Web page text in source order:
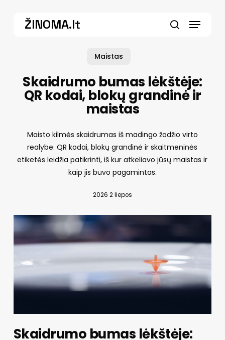
ŽINOMA.lt Menu
Maistas
Skaidrumo bumas lėkštėje:
QR kodai, blokų grandinė ir
maistas
Maisto kilmės skaidrumas iš madingo žodžio virto
realybe: QR kodai, blokų grandinė ir skaitmeninės
etiketės leidžia patikrinti, iš kur atkeliavo jūsų maistas ir
kaip jis buvo pagamintas.
2026 2 liepos
Skaidrumo bumas lėkštėje: